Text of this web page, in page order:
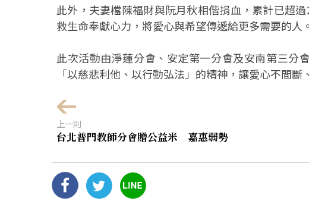
此外，夫妻檔陳福財與阮月秋相偕捐血，累計已超
救生命奉獻心力，將愛心與希望傳遞給更多需要的人。
此次活動由淨蓮分會、安定第一分會及安南第三分
「以慈悲利他、以行動弘法」的精神，讓愛心不間斷
上一則
台北普門教師分會贈公益米 嘉惠弱勢